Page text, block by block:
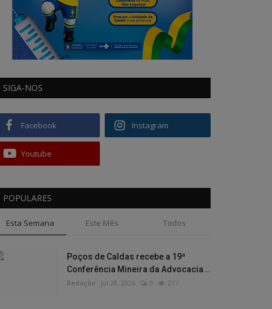
SIGA-NOS
Facebook Instagram
Youtube
POPULARES
Esta Semana Este Mês Todos
Poços de Caldas recebe a 19ª
Conferência Mineira da Advocacia...
Redação Jul 28, 2026 0 217